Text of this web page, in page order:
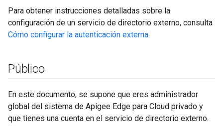
Para obtener instrucciones detalladas sobre la
configuración de un servicio de directorio externo, consulta
Cómo configurar la autenticación externa.
Público
En este documento, se supone que eres administrador
global del sistema de Apigee Edge para Cloud privado y
que tienes una cuenta en el servicio de directorio externo.